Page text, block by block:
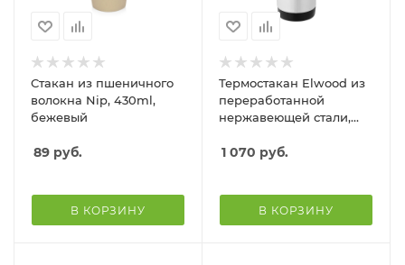
Стакан из пшеничного
волокна Nip, 430ml,
бежевый
89 руб.
В КОРЗИНУ
Термостакан Elwood из
переработанной
нержавеющей стали,
Черный
1 070 руб.
В КОРЗИНУ